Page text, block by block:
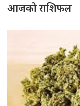
आजको राशिफल